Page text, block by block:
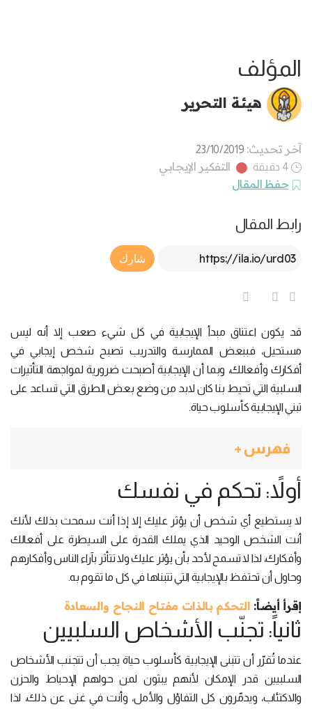
المؤلف
هيئة التحرير
آخر تحديث: 23/10/2019
4 دقيقة
التفكير الإيجابي
حفظ المقال
رابط المقال
Article Link
شارك
قد يكون اعتناق مبدأ الإيجابية في كل شيء صعب إلا أنه ليس
مستحيل، فببعض الممارسة والتدريب تصبح شخص إيجابي في
أفكارك وأفعالك، وبما أن الإيجابية أصبحت ضرورية لمواجهة التأثيرات
السلبية التي تحيط بنا كان لابد من وضع بعض الطرق التي تساعد على
تبني الإيجابية كأسلوب حياة.
فهرس +
أولاً: تحكم في نفسك
لا يستطيع أي شخص أن يؤثر عليك إلا إذا أنت سمحت بذلك لأنك
أنت الشخص الوحيد الذي يملك القدرة على السيطرة على أفعالك
وأفكارك، لذا لا تسمح لأحد بأن يؤثر عليك ولا تتأثر بآراء الناس وأفكارهم
وحاول أن تحتفظ بالإيجابية التي تتبناها في كل ما تقوم به.
إقرأ أيضاً: التحكم بالذات مفتاح النجاح والسعادة
ثانياً: تجنّب الأشخاص السلبيين
عندما تُقرّر أن تتبنى الإيجابية كأسلوب حياة يجب أن تتجنب الأشخاص
السلبيين قدر الإمكان لأنهم يبثون لمن حولهم الإحباط والحزن
والاكتئاب، ويدمّرون كل التفاؤل والأمل، وأنت في غنى عن ذلك، لذا